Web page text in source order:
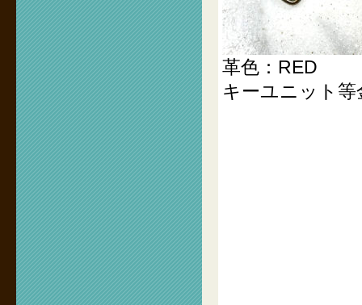
革色：RED
キーユニット